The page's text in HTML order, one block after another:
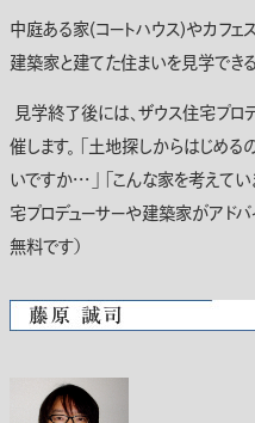
中庭ある家(コートハウス)やカフェ
建築家と建てた住まいを見学できる
見学終了後には、ザウス住宅プ
催します。 「土地探しからはじめる
いですか・・・」 「こんな家を考えて
宅プロデューサーや建築家がアド
無料です）